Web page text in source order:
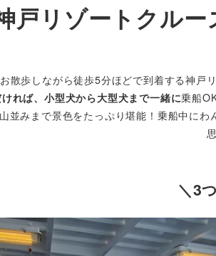
戸リゾートクル
散歩しながら徒歩5分ほどで到着する神
ければ、小型犬から大型犬まで一緒に乗船
並みまで景色をたっぷり堪能！乗船中に
＼3